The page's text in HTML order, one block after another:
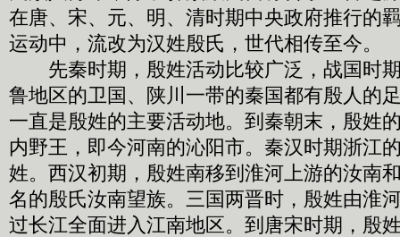
在唐、宋、元、明、清时期中央政府推行的
运动中，流改为汉姓殷氏，世代相传至今。
先秦时期，殷姓活动比较广泛，战国时
鲁地区的卫国、陕川一带的秦国都有殷人的
一直是殷姓的主要活动地。到秦朝末，殷姓
内野王，即今河南的沁阳市。秦汉时期浙江
姓。西汉初期，殷姓南移到淮河上游的汝南
名的殷氏汝南望族。三国两晋时，殷姓由淮
过长江全面进入江南地区。到唐宋时期，殷